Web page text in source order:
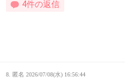
4件の返信
8. 匿名 2026/07/08(水) 16:56:44